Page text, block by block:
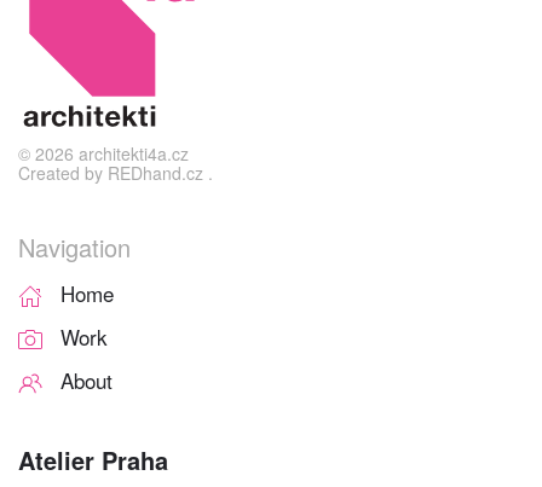
© 2026 architekti4a.cz
Created by REDhand.cz .
Navigation
Home
Work
About
Atelier Praha